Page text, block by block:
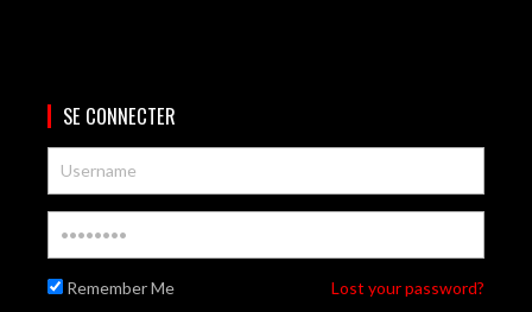
SE CONNECTER
Remember Me Lost your password?